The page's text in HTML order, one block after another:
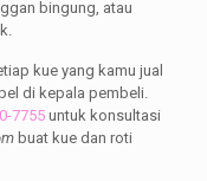
bingung, atau
kue yang kamu jual
di kepala pembeli.
7755untuk konsultasi
buat kue dan roti